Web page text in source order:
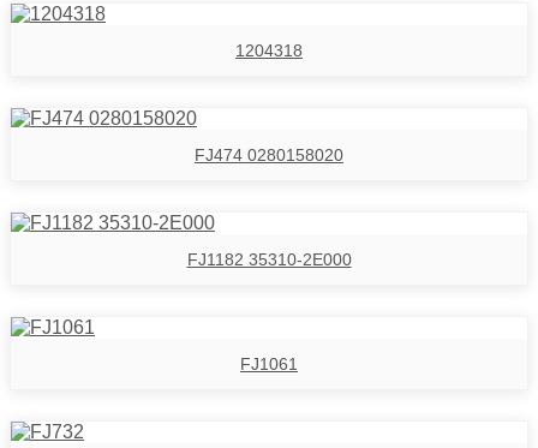
1204318
FJ474 0280158020
FJ1182 35310-2E000
FJ1061